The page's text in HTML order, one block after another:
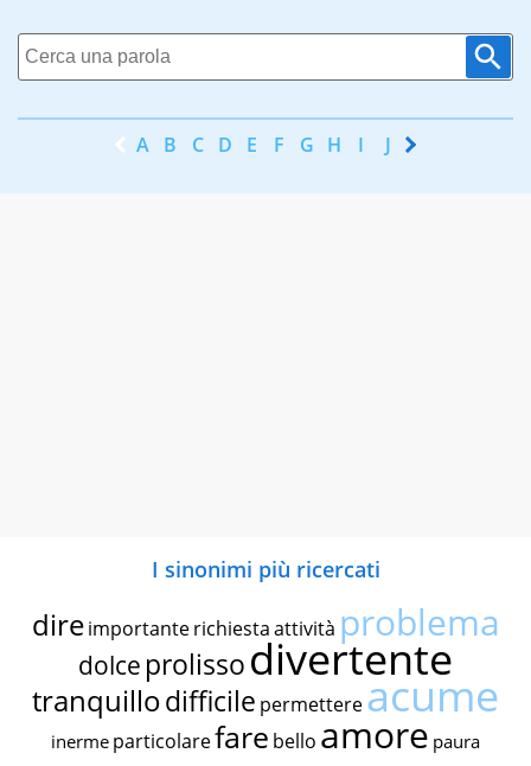
A B C D E F G H I J K
I sinonimi più ricercati
dire importante richiestaattività problema
dolce prolissodivertente
tranquillodifficile permettereacume
inerme particolarefare bello amore paura